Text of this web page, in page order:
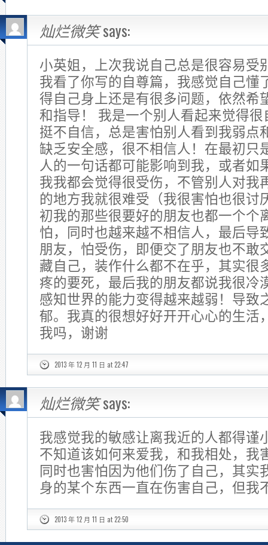
灿烂微笑says:
小英姐，上次我说自己总是很容易受
我看了你写的自尊篇，我感觉自己懂
得自己身上还是有很多问题，依然希
和指导！ 我是一个别人看起来觉得
挺不自信，总是害怕别人看到我弱点
缺乏安全感，很不相信人！在最初只
人的一句话都可能影响到我，或者如
我我都会觉得很受伤，不管别人对我
的地方我就很难受（我很害怕也很讨
初我的那些很要好的朋友也都一个个
怕，同时也越来越不相信人，最后导
朋友，怕受伤，即便交了朋友也不敢
藏自己，装作什么都不在乎，其实很
疼的要死，最后我的朋友都说我很冷
感知世界的能力变得越来越弱！导致
郁。我真的很想好好开开心心的生活
我吗，谢谢
2013 年 12 月 11 日 at 22:47
灿烂微笑says:
我感觉我的敏感让离我近的人都得谨
不知道该如何来爱我，和我相处，我
同时也害怕因为他们伤了自己，其实
身的某个东西一直在伤害自己，但我
2013 年 12 月 11 日 at 22:50